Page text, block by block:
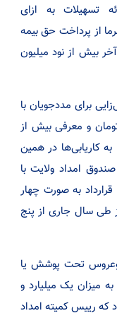
تسهیلات به ازای
از پرداخت حق بیمه
بیش از نود میلیون
برای مددجویان با
و معرفی بیش از
کاریابی‌ها در همین
امداد ولایت با
به صورت چهار
طی سال جاری از پنج
تحت پوشش یا
میزان یک میلیارد و
که رییس کمیته امداد